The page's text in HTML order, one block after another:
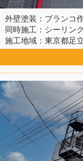
外壁塗装：ブランコ
同時施工：シーリン
施工地域：東京都足